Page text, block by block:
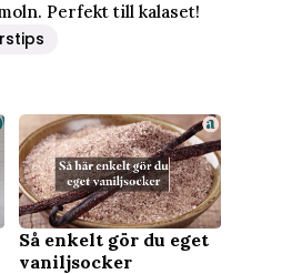
Perfekt till kalaset!
Så enkelt gör du eget
vaniljsocker